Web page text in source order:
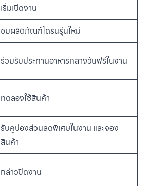
เริ่มเปิดงาน
ชมผลิตภัณฑ์โดรนรุ่นใหม่
ร่วมรับประทานอาหารกลางวันฟรีในงาน
ทดลองใช้สินค้า
รับคูปองส่วนลดพิเศษในงาน และจอง
สินค้า
กล่าวปิดงาน